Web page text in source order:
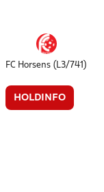
FC Horsens (L3/741)
HOLDINFO